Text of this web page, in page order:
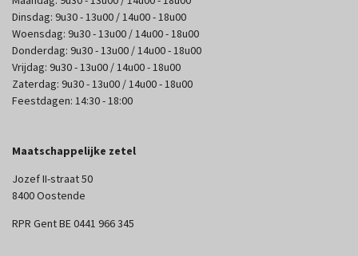
Dinsdag: 9u30 - 13u00 / 14u00 - 18u00
Woensdag: 9u30 - 13u00 / 14u00 - 18u00
Donderdag: 9u30 - 13u00 / 14u00 - 18u00
Vrijdag: 9u30 - 13u00 / 14u00 - 18u00
Zaterdag: 9u30 - 13u00 / 14u00 - 18u00
Feestdagen: 14:30 - 18:00
Maatschappelijke zetel
Jozef II-straat 50
8400 Oostende
RPR Gent BE 0441 966 345